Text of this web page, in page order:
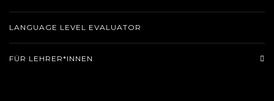
LANGUAGE LEVEL EVALUATOR
FÜR LEHRER*INNEN